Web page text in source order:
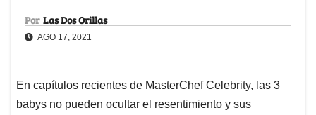
Por Las Dos Orillas
AGO 17, 2021
En capítulos recientes de MasterChef Celebrity, las 3
babys no pueden ocultar el resentimiento y sus